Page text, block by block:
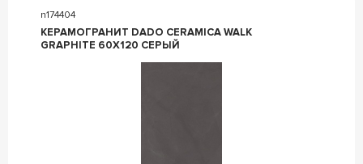
n174404
КЕРАМОГРАНИТ DADO CERAMICA WALK
GRAPHITE 60X120 СЕРЫЙ